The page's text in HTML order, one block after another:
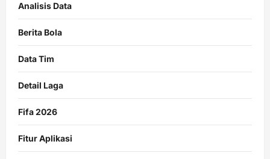
Analisis Data
Berita Bola
Data Tim
Detail Laga
Fifa 2026
Fitur Aplikasi